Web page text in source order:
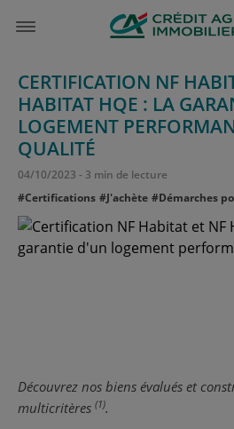
CERTIFICATION NF
HABITAT HQE : LA
LOGEMENT
QUALITÉ
04/10/2023 - 3 min de lecture
#Certifications #J'achète #Démarches
Découvrez nos biens évalués et
multicritères (1).